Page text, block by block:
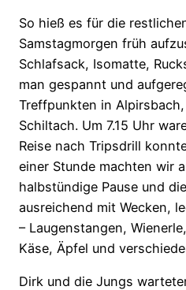
So hieß es für die
Samstagmorgen früh
Schlafsack, Isomatte,
man gespannt und
Treffpunkten in
Schiltach. Um 7.15 Uhr
Reise nach Tripsdrill
einer Stunde machten wir
halbstündige Pause und
ausreichend mit Wecken,
– Laugenstangen,
Käse, Äpfel und
Dirk und die Jungs